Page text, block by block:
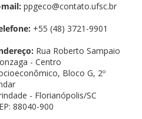
mail: ppgeco@contato.ufsc.br
+55 (48) 3721-9901
Rua Roberto Sampaio
- Centro
Bloco G, 2º
- Florianópolis/SC
88040-900